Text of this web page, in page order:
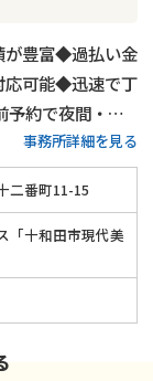
豊富◆過払い金
応可能◆迅速で丁
約で夜間・土
事務所詳細を見る
二番町11-15
「十和田市現代美